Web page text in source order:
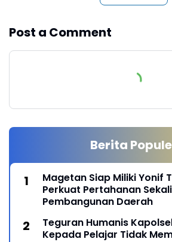
Post a Comment
Berita
Magetan Siap Miliki Yonif
Perkuat Pertahanan
Pembangunan Daerah
Teguran Humanis
Kepada Pelajar Tidak